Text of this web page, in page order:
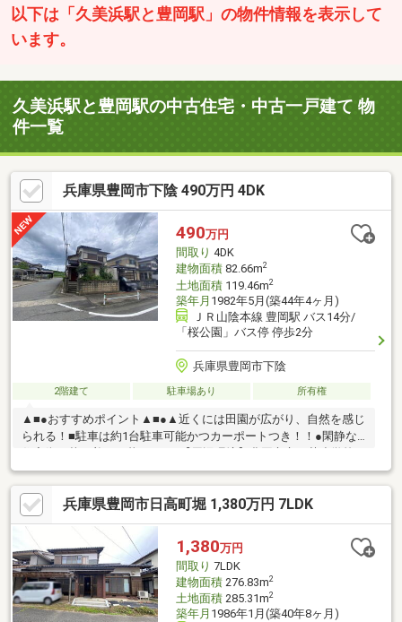
以下は「久美浜駅と豊岡駅」の物件情報を表示して
います。
久美浜駅と豊岡駅の中古住宅・中古一戸建て 物
件一覧
兵庫県豊岡市下陰 490万円 4DK
490万円
間取り 4DK
建物面積82.66m2
土地面積119.46m2
築年月 1982年5月(築44年4ヶ月)
ＪＲ山陰本線 豊岡駅 バス14分/
「桜公園」バス停 停歩2分
兵庫県豊岡市下陰
2階建て 駐車場あり 所有権
▲■●おすすめポイント▲■●▲近くには田園が広がり、自然を感じ
られる！■駐車は約1台駐車可能かつカーポートつき！！●閑静な
徒歩30分（2200m）但馬銀行問屋町支店：車4分（1400m）ミニ
フレッシュ豊岡下陰店：車3分（1100m）ローソン豊岡下陰店：車
3分（1200m）現地案内随時受け付けております！是非、お問い合
わせください。
兵庫県豊岡市日高町堀 1,380万円 7LDK
1,380万円
間取り 7LDK
建物面積276.83m2
土地面積285.31m2
築年月 1986年1月(築40年8ヶ月)